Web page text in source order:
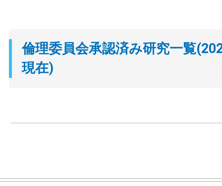
倫理委員会承認済み研究一覧
現在)